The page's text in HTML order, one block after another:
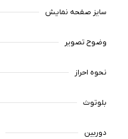
سایز صفحه نمایش
وضوح تصویر
نحوه احراز
بلوتوث
دوربین